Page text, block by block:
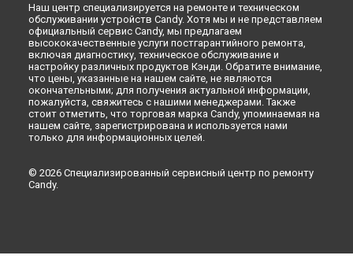
Оренбурге
Ремонт стиральной машины Aquamatic 100 F Candy в
Кемерово
Ремонт стиральной машины Aquamatic 100 F Candy в
Новокузнецке
Ремонт стиральной машины Aquamatic 100 F Candy в
Рязани
Ремонт стиральной машины Aquamatic 100 F Candy в
Астрахани
Набережных Челнах
Ремонт стиральной машины Aquamatic 100 F Candy в
Наш центр специализируется на ремонте и техническом
обслуживании устройств Candy. Хотя мы и не представляем
официальный сервис Candy, мы предлагаем
высококачественные услуги постгарантийного ремонта,
включая диагностику, техническое обслуживание и
настройку различных продуктов Кэнди. Обратите внимание,
что цены, указанные на нашем сайте, не являются
окончательными; для получения актуальной информации,
пожалуйста, свяжитесь с нашими менеджерами. Также
стоит отметить, что торговая марка Candy, упоминаемая на
нашем сайте, зарегистрирована и используется нами
только для информационных целей.
© 2026 Специализированный сервисный центр по ремонту
Candy.